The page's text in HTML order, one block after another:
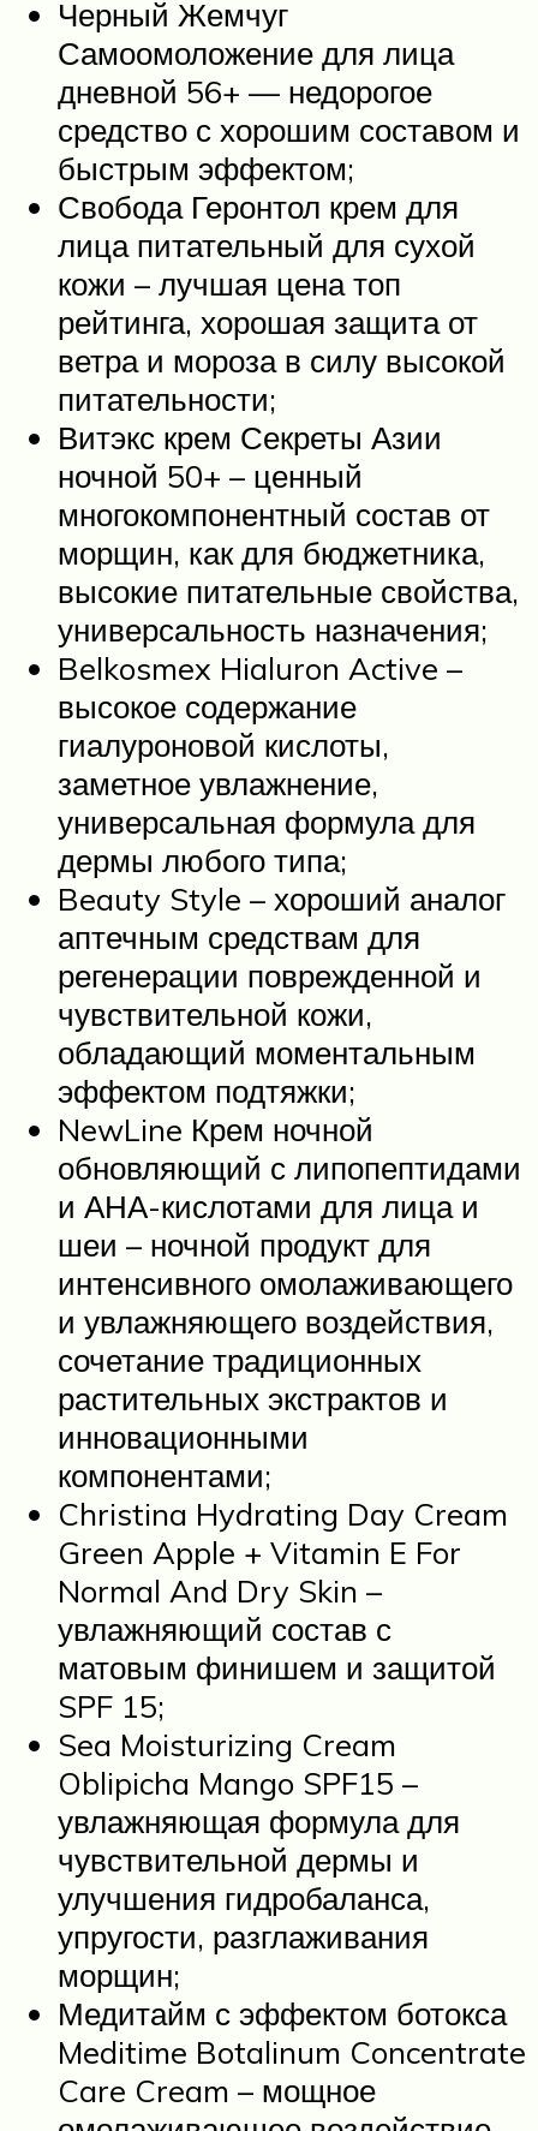
Черный Жемчуг
Самоомоложение для лица
дневной 56+ — недорогое
средство с хорошим составом и
быстрым эффектом;
Свобода Геронтол крем для
лица питательный для сухой
кожи – лучшая цена топ
рейтинга, хорошая защита от
ветра и мороза в силу высокой
питательности;
Витэкс крем Секреты Азии
ночной 50+ – ценный
многокомпонентный состав от
морщин, как для бюджетника,
высокие питательные свойства,
универсальность назначения;
Belkosmex Hialuron Active –
высокое содержание
гиалуроновой кислоты,
заметное увлажнение,
универсальная формула для
дермы любого типа;
Beauty Style – хороший аналог
аптечным средствам для
регенерации поврежденной и
чувствительной кожи,
обладающий моментальным
эффектом подтяжки;
NewLine Крем ночной
обновляющий с липопептидами
и АНА-кислотами для лица и
шеи – ночной продукт для
интенсивного омолаживающего
и увлажняющего воздействия,
сочетание традиционных
растительных экстрактов и
инновационными
компонентами;
Christina Hydrating Day Cream
Green Apple + Vitamin E For
Normal And Dry Skin –
увлажняющий состав с
матовым финишем и защитой
SPF 15;
Sea Moisturizing Cream
Oblipicha Mango SPF15 –
увлажняющая формула для
чувствительной дермы и
улучшения гидробаланса,
упругости, разглаживания
морщин;
Медитайм с эффектом ботокса
Meditime Botalinum Concentrate
Care Cream – мощное